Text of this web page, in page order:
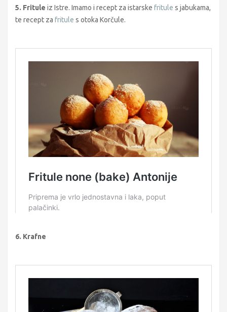
5. Fritule iz Istre. Imamo i recept za istarske fritule s jabukama,
te recept za fritule s otoka Korčule.
6. Krafne